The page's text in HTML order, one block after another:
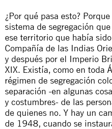
¿Por qué pasa esto?
sistema de segregación
ese territorio que había
Compañía de las Indias
y después por el Imperio
XIX. Existía, como en toda
régimen de segregación
separación -en algunas
y costumbres- de las
de quienes no. Y hay un
de 1948, cuando se